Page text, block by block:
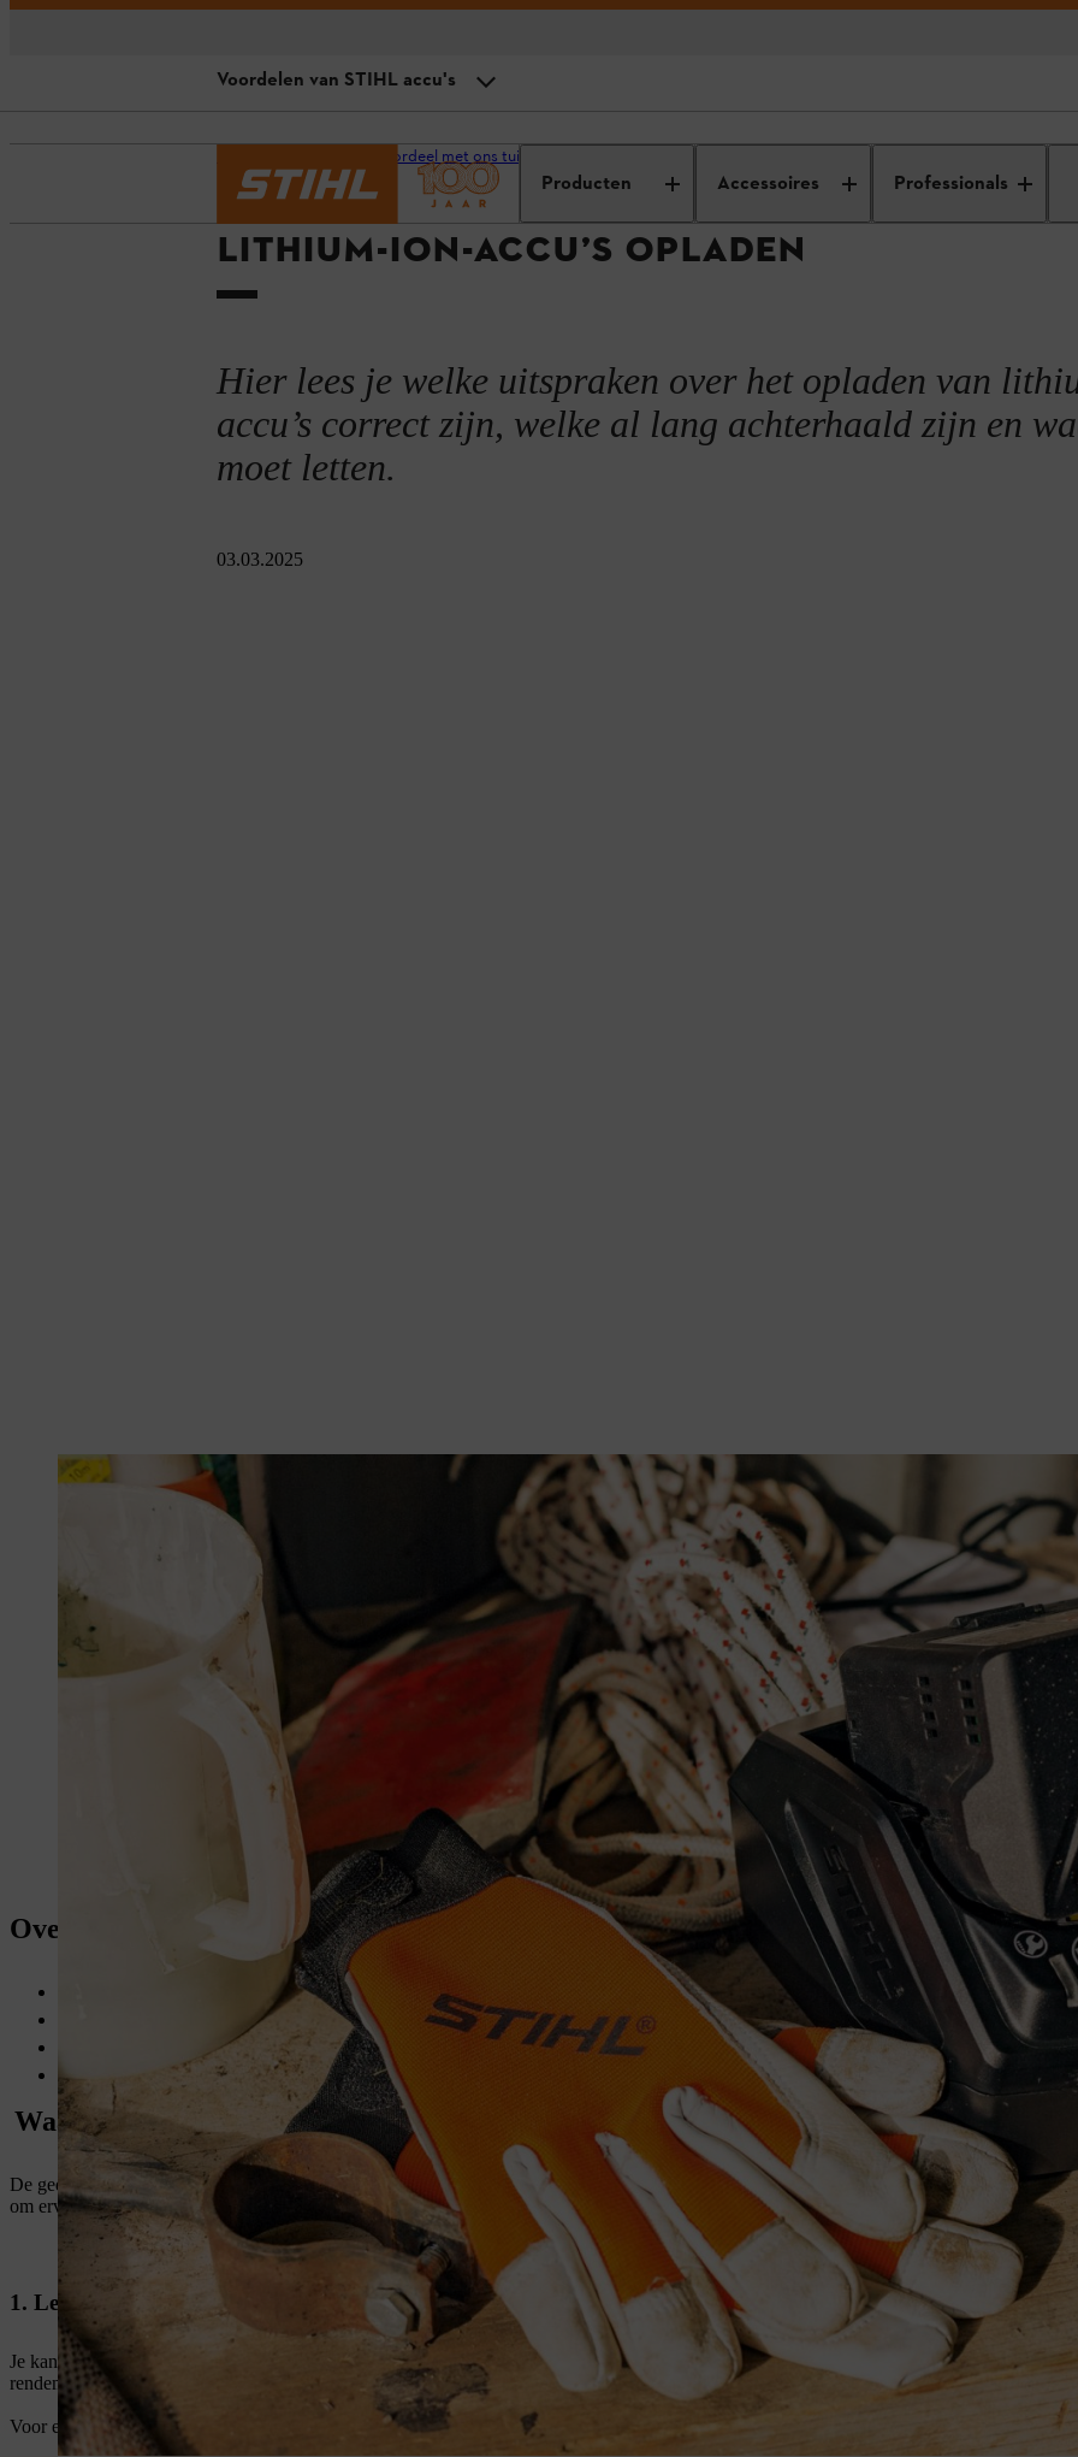
Producten Accessoires Professionals
Doe je voordeel met ons tuinadvies Accu-
LITHIUM-ION-ACCU’S OPLADEN
Hier lees je welke uitspraken over het opladen van
accu’s correct zijn, welke al lang achterhaald zijn en
moet letten.
03.03.2025
STIHL lithium-ion-accu's kunnen goed in de werkplaats worden bewaard.
Voordelen van STIHL accu's
Overzicht
Instructies voor het opladen
Voordelen van STIHL accu's
Instructies voor het bewaren
Vaak gestelde vragen en antwoorden
Overzicht: lithium-ion accu's opladen
Lithium-ion-accu's van STIHL vóór het eerste gebruik tot 80-100% opladen
Beveiligingstechnologieën voorkomen oververhitting van lithium-ion-accu's
Zorgeloos 's nachts opladen
Lithium-ion-accu's beschermen tegen vocht, hitte en koude
Waar je op moet letten bij het opladen van lithium-ion-accu's
De gedachte dat accu's na aanschaf volledig moeten worden opgeladen, is niet meer van toepassing op moderne lithium-io-naccu's. Maar je
om ervoor te zorgen dat je accu's lang meegaan.
1. Let op de optimale laadtemperaturen voor lithium-ion-accu's
Je kan STIHL accu's +5 tot +40 graden Celsius
probleemloos opladen. Bewaren is zelfs mogelijk tussen -20 en +50
rendement in de buurt van deze limieten.
Voor extra zekerheid kunnen zorgen: als je accu na langdurig gebruik te warm is, start het opladen pas zodra een bepaalde